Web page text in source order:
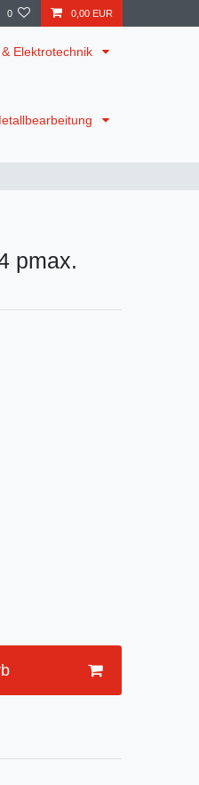
0 0,00 EUR
Elektrotechnik
pmax.